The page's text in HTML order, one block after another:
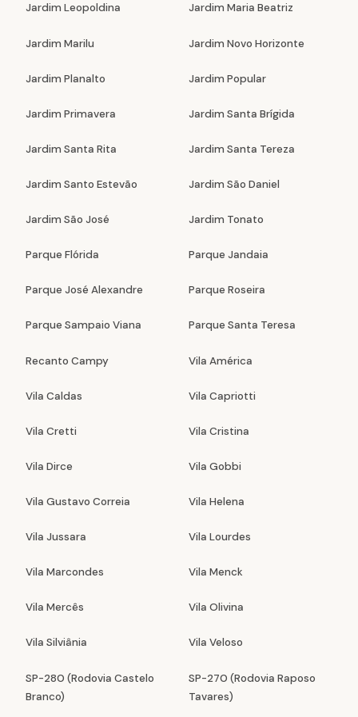
Jardim Leopoldina Jardim Maria Beatriz
Jardim Marilu Jardim Novo Horizonte
Jardim Planalto Jardim Popular
Jardim Primavera Jardim Santa Brígida
Jardim Santa Rita Jardim Santa Tereza
Jardim Santo Estevão Jardim São Daniel
Jardim São José Jardim Tonato
Parque Flórida Parque Jandaia
Parque José Alexandre Parque Roseira
Parque Sampaio Viana Parque Santa Teresa
Recanto Campy Vila América
Vila Caldas Vila Capriotti
Vila Cretti Vila Cristina
Vila Dirce Vila Gobbi
Vila Gustavo Correia Vila Helena
Vila Jussara Vila Lourdes
Vila Marcondes Vila Menck
Vila Mercês Vila Olivina
Vila Silviânia Vila Veloso
SP-280 (Rodovia Castelo
Branco)
SP-270 (Rodovia Raposo
Tavares)